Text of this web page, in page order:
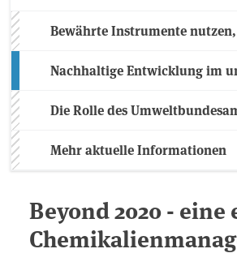
Bewährte Instrumente
Nachhaltige Entwicklung im
Die Rolle des
Mehr aktuelle Informationen
Beyond 2020 -